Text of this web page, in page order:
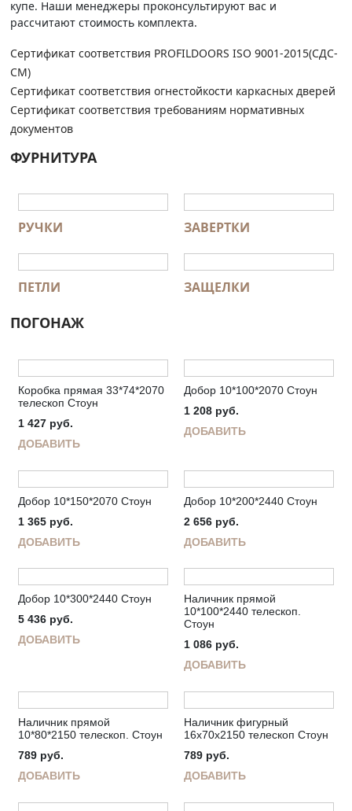
купе. Наши менеджеры проконсультируют вас и
рассчитают стоимость комплекта.
Сертификат соответствия PROFILDOORS ISO 9001-2015(СДС-
СМ)
Сертификат соответствия огнестойкости каркасных дверей
Сертификат соответствия требованиям нормативных
документов
ФУРНИТУРА
РУЧКИ ЗАВЕРТКИ
ПЕТЛИ ЗАЩЕЛКИ
ПОГОНАЖ
Коробка прямая 33*74*2070
телескоп Стоун
1 427 руб.
ДОБАВИТЬ
Добор 10*100*2070 Стоун
1 208 руб.
ДОБАВИТЬ
Добор 10*150*2070 Стоун
1 365 руб.
ДОБАВИТЬ
Добор 10*200*2440 Стоун
2 656 руб.
ДОБАВИТЬ
Добор 10*300*2440 Стоун
5 436 руб.
ДОБАВИТЬ
Наличник прямой
10*100*2440 телескоп.
Стоун
1 086 руб.
ДОБАВИТЬ
Наличник прямой
10*80*2150 телескоп. Стоун
789 руб.
ДОБАВИТЬ
Наличник фигурный
16х70х2150 телескоп Стоун
789 руб.
ДОБАВИТЬ